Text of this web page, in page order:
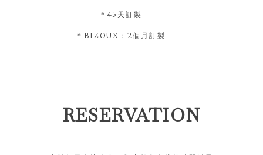
＊45天訂製
＊BIZOUX：2個月訂製
RESERVATION